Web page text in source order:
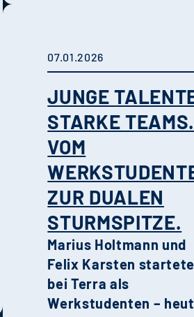
hochwertiger
Ausstattung und
Umgebung macht das
Quartier zu einem
idealen Wohnort für
Familien und Paare.
Urban nah sowie grün
und entspannt wohnen.
07.01.2026
JUNGE
STARKE TEAMS.
VOM
ZUR DUALEN
STURMSPITZE.
Marius Holtmann und
Felix Karsten
bei Terra als
Werkstudenten –